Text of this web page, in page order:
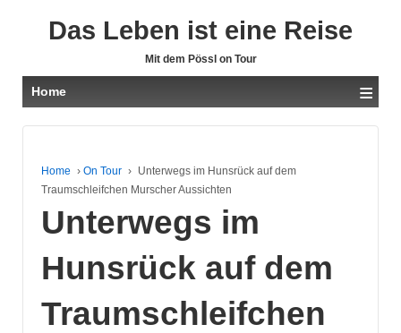
Das Leben ist eine Reise
Mit dem Pössl on Tour
Home ≡
Home › On Tour › Unterwegs im Hunsrück auf dem
Traumschleifchen Murscher Aussichten
Unterwegs im
Hunsrück auf dem
Traumschleifchen